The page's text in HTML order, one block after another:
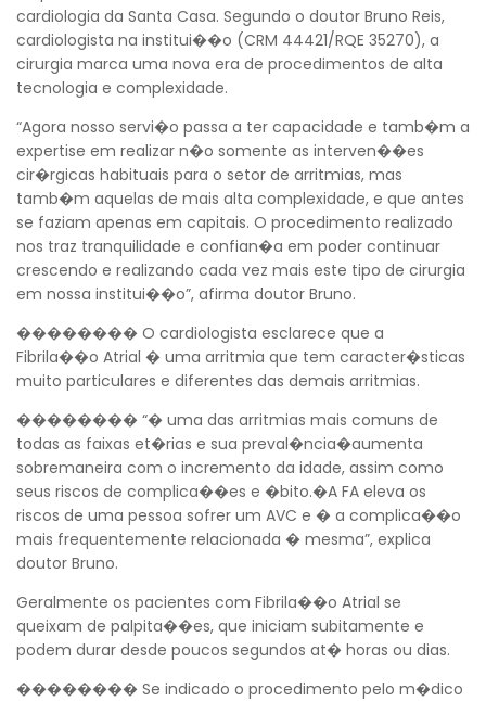
Voltar
cardiologia da Santa Casa. Segundo o doutor Bruno Reis,
cardiologista na institui��o (CRM 44421/RQE 35270), a
cirurgia marca uma nova era de procedimentos de alta
tecnologia e complexidade.
“Agora nosso servi�o passa a ter capacidade e tamb�m a
expertise em realizar n�o somente as interven��es
cir�rgicas habituais para o setor de arritmias, mas
tamb�m aquelas de mais alta complexidade, e que antes
se faziam apenas em capitais. O procedimento realizado
nos traz tranquilidade e confian�a em poder continuar
crescendo e realizando cada vez mais este tipo de cirurgia
em nossa institui��o”, afirma doutor Bruno.
�������� O cardiologista esclarece que a
Fibrila��o Atrial � uma arritmia que tem caracter�sticas
muito particulares e diferentes das demais arritmias.
�������� “� uma das arritmias mais comuns de
todas as faixas et�rias e sua preval�ncia�aumenta
sobremaneira com o incremento da idade, assim como
seus riscos de complica��es e �bito.�A FA eleva os
riscos de uma pessoa sofrer um AVC e � a complica��o
mais frequentemente relacionada � mesma”, explica
doutor Bruno.
Geralmente os pacientes com Fibrila��o Atrial se
queixam de palpita��es, que iniciam subitamente e
podem durar desde poucos segundos at� horas ou dias.
�������� Se indicado o procedimento pelo m�dico